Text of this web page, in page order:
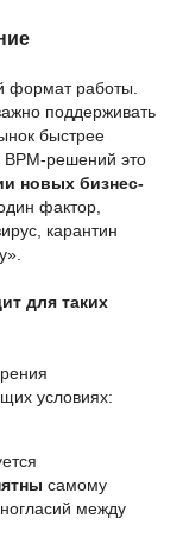
формат работы.
поддерживать
быстрее
BPM-решений это
новых бизнес-
фактор,
карантин
для таких
условиях:
самому
между